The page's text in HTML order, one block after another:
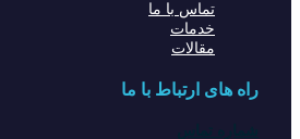
تماس با ما
خدمات
مقالات
راه های ارتباط با ما